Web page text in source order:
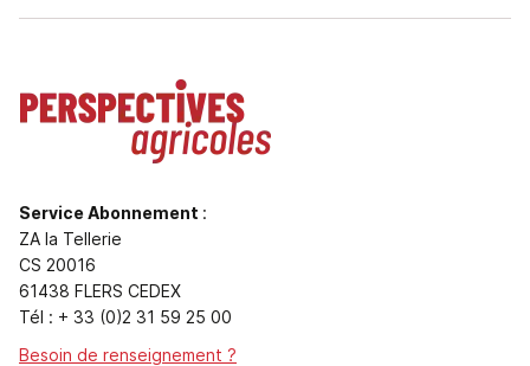
Service Abonnement :
ZA la Tellerie
CS 20016
61438 FLERS CEDEX
Tél : + 33 (0)2 31 59 25 00
Besoin de renseignement ?